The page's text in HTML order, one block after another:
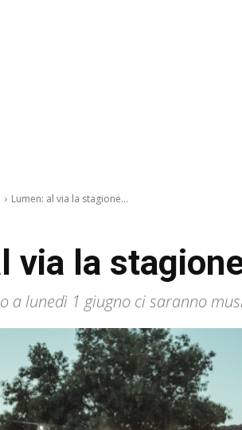
Lumen: al via la stagione...
via la
a lunedì 1 giugno ci saranno